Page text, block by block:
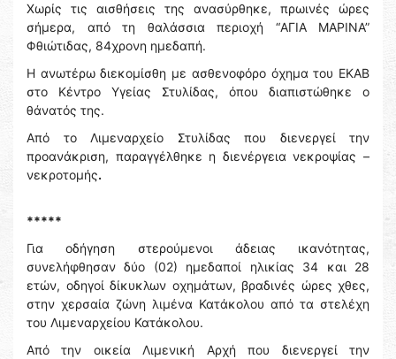
Χωρίς τις αισθήσεις της ανασύρθηκε, πρωινές ώρες
σήμερα, από τη θαλάσσια περιοχή “AΓIA MAΡINA”
Φθιώτιδας, 84χρονη ημεδαπή.
Η ανωτέρω διεκομίσθη με ασθενοφόρο όχημα του ΕΚΑΒ
στο Κέντρο Υγείας Στυλίδας, όπου διαπιστώθηκε ο
θάνατός της.
Από το Λιμεναρχείο Στυλίδας που διενεργεί την
προανάκριση, παραγγέλθηκε η διενέργεια νεκροψίας –
νεκροτομής.
*****
Για οδήγηση στερούμενοι άδειας ικανότητας,
συνελήφθησαν δύο (02) ημεδαποί ηλικίας 34 και 28
ετών, οδηγοί δίκυκλων οχημάτων, βραδινές ώρες χθες,
στην χερσαία ζώνη λιμένα Κατάκολου από τα στελέχη
του Λιμεναρχείου Κατάκολου.
Από την οικεία Λιμενική Αρχή που διενεργεί την